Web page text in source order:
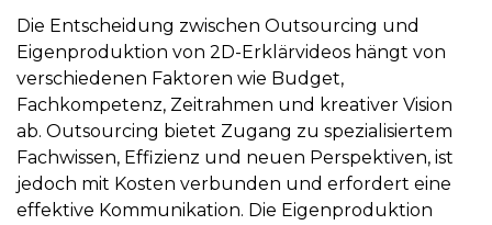
Die Entscheidung zwischen Outsourcing und
Eigenproduktion von 2D-Erklärvideos hängt von
verschiedenen Faktoren wie Budget,
Fachkompetenz, Zeitrahmen und kreativer Vision
ab. Outsourcing bietet Zugang zu spezialisiertem
Fachwissen, Effizienz und neuen Perspektiven, ist
jedoch mit Kosten verbunden und erfordert eine
effektive Kommunikation. Die Eigenproduktion